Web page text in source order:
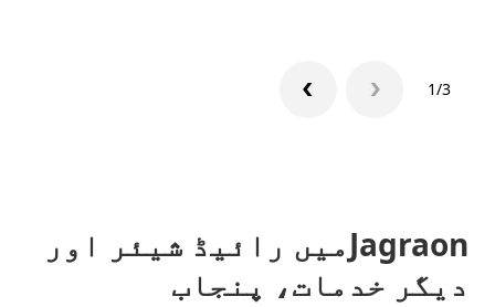
1/3
Jagraonمیں رائیڈ شیئر اور
دیگر خدمات، پنجاب